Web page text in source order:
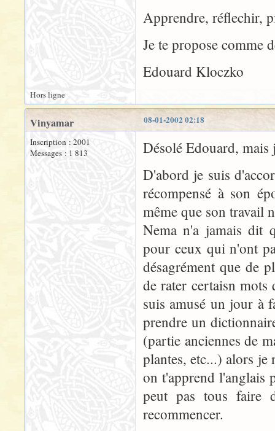
Apprendre, réflechir,
Je te propose comme
Edouard Kloczko
Hors ligne
08-01-2002 02:18
Vinyamar
Inscription : 2001
Messages : 1 813
Désolé Edouard, mais
D'abord je suis
récompensé à son
même que son travail
Nema n'a jamais dit
pour ceux qui n'ont
désagrément que de
de rater certaisn mots
suis amusé un jour à
prendre un
(partie anciennes de
plantes, etc...) alors
on t'apprend l'anglais
peut pas tous faire
recommencer.